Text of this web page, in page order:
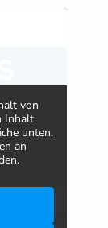
von
Inhalt
unten.
an